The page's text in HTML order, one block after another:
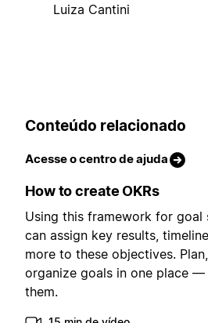
Luiza Cantini
Conteúdo relacionado
Acesse o centro de ajuda
How to create OKRs
Using this framework for goal
can assign key results,
more to these objectives.
organize goals in one place
them.